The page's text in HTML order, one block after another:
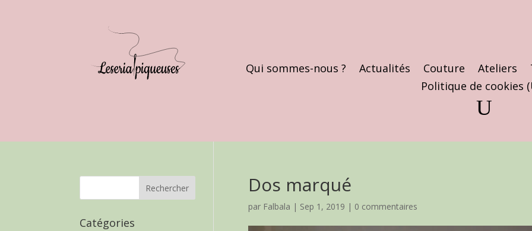
Qui sommes-nous ? Actualités Couture Ateliers
Politique de cookies
Dos marqué
par Falbala | Sep 1, 2019 | 0 commentaires
Catégories